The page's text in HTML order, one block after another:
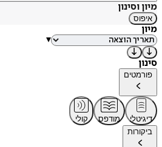
מיון וסינון
איפוס
מיון
▾
סינון
פורמטים
דיגיטלי מודפס
קולי
ביקורות